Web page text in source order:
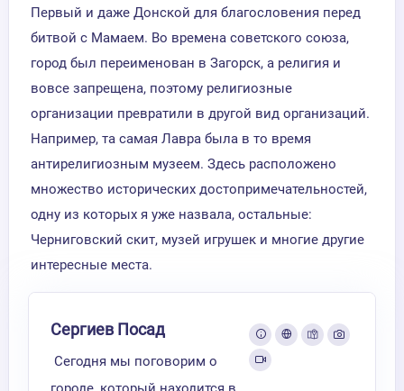
Первый и даже Донской для благословения перед
битвой с Мамаем. Во времена советского союза,
город был переименован в Загорск, а религия и
вовсе запрещена, поэтому религиозные
организации превратили в другой вид организаций.
Например, та самая Лавра была в то время
антирелигиозным музеем. Здесь расположено
множество исторических достопримечательностей,
одну из которых я уже назвала, остальные:
Черниговский скит, музей игрушек и многие другие
интересные места.
Сергиев Посад
Сегодня мы поговорим о